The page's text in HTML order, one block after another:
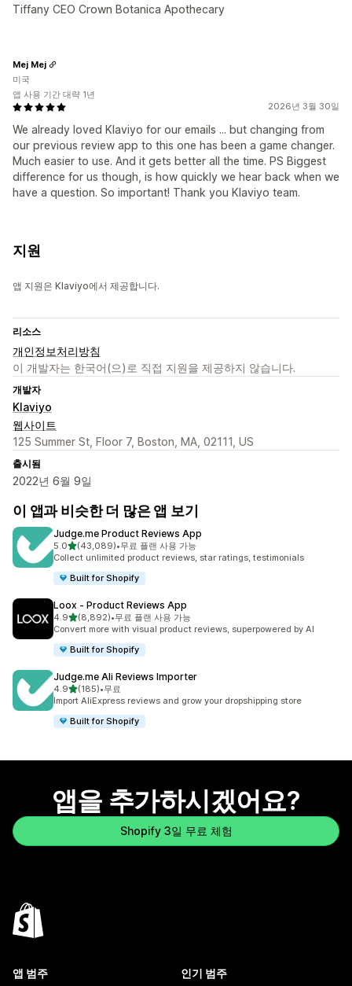
Tiffany CEO Crown Botanica Apothecary
2026년 3월 30일
We already loved Klaviyo for our emails ... but changing from
our previous review app to this one has been a game changer.
Much easier to use. And it gets better all the time. PS Biggest
difference for us though, is how quickly we hear back when we
have a question. So important! Thank you Klaviyo team.
Mej Mej
미국
앱 사용 기간 대략 1년
지원
앱 지원은 Klaviyo에서 제공합니다.
리소스
개인정보처리방침
이 개발자는 한국어(으)로 직접 지원을 제공하지 않습니다.
개발자
Klaviyo
웹사이트
125 Summer St, Floor 7, Boston, MA, 02111, US
출시됨
2022년 6월 9일
이 앱과 비슷한 더 많은 앱 보기
Judge.me Product Reviews App
5.0별 5개 중
(43,089)
총 리뷰 43089개
•무료 플랜 사용 가능
Collect unlimited product reviews, star ratings, testimonials
Built for Shopify
Loox ‑ Product Reviews App
4.9별 5개 중
(8,892)
총 리뷰 8892개
•무료 플랜 사용 가능
Convert more with visual product reviews, superpowered by AI
Built for Shopify
Judge.me Ali Reviews Importer
4.9별 5개 중
(185)
총 리뷰 185개
•무료
Import AliExpress reviews and grow your dropshipping store
Built for Shopify
앱을 추가하시겠어요?
Shopify 3일 무료 체험
앱 범주 인기 범주